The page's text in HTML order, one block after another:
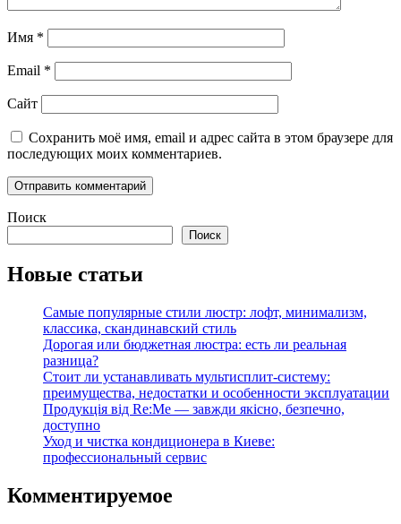
Имя *
Email *
Сайт
Сохранить моё имя, email и адрес сайта в этом браузере для
последующих моих комментариев.
Поиск
Поиск
Новые статьи
Самые популярные стили люстр: лофт, минимализм,
классика, скандинавский стиль
Дорогая или бюджетная люстра: есть ли реальная
разница?
Стоит ли устанавливать мультисплит-систему:
преимущества, недостатки и особенности эксплуатации
Продукція від Re:Me — завжди якісно, безпечно,
доступно
Уход и чистка кондиционера в Киеве:
профессиональный сервис
Комментируемое